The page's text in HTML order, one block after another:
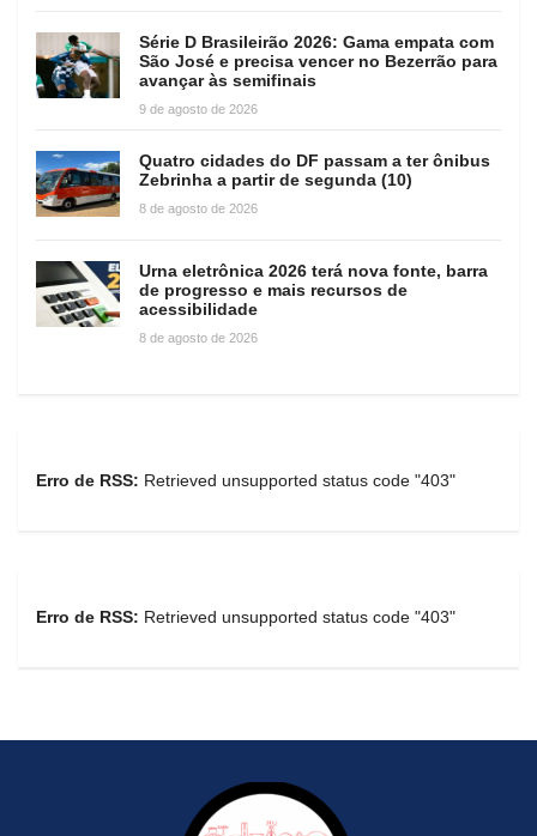
Série D Brasileirão 2026: Gama empata com
São José e precisa vencer no Bezerrão para
avançar às semifinais
9 de agosto de 2026
Quatro cidades do DF passam a ter ônibus
Zebrinha a partir de segunda (10)
8 de agosto de 2026
Urna eletrônica 2026 terá nova fonte, barra
de progresso e mais recursos de
acessibilidade
8 de agosto de 2026
Erro de RSS: Retrieved unsupported status code "403"
Erro de RSS: Retrieved unsupported status code "403"